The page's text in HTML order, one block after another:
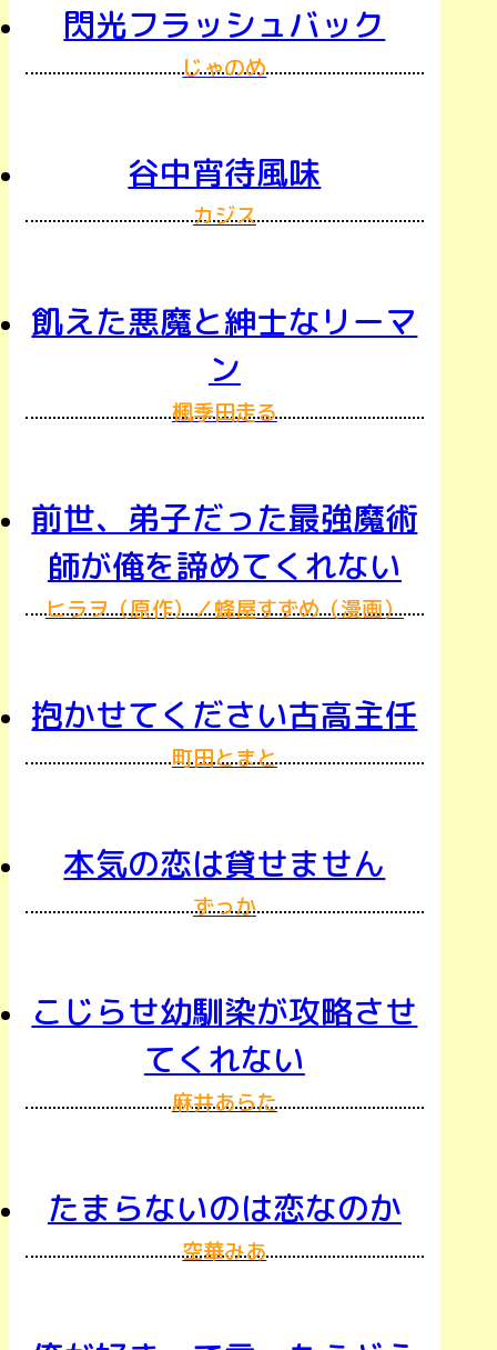
閃光フラッシュバック
じゃのめ
谷中宵待風味
カジス
飢えた悪魔と紳士なリーマ
ン
楓季田走る
前世、弟子だった最強魔術
師が俺を諦めてくれない
ヒラヲ（原作）／蜂屋すずめ（漫画）
抱かせてください古高主任
町田とまと
本気の恋は貸せません
ずっか
こじらせ幼馴染が攻略させ
てくれない
麻井あらた
たまらないのは恋なのか
空華みあ